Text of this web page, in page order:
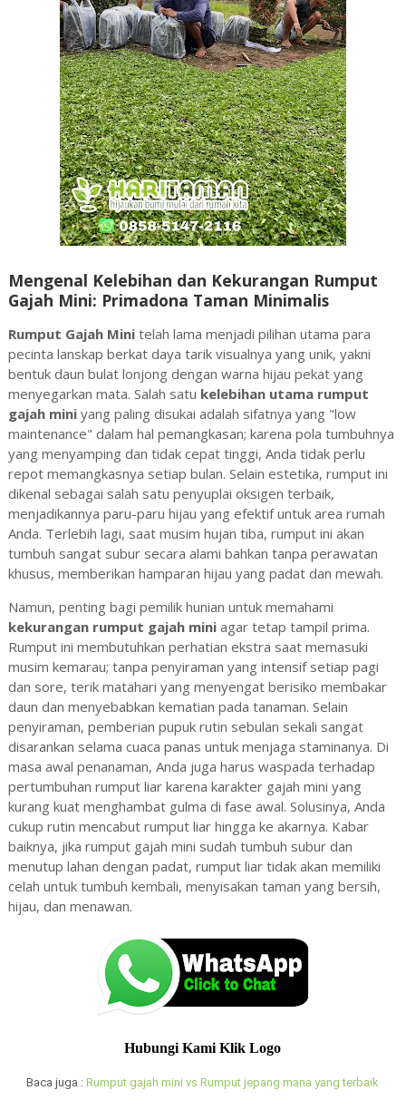
Mengenal Kelebihan dan Kekurangan Rumput
Gajah Mini: Primadona Taman Minimalis
Rumput Gajah Minitelah lama menjadi pilihan utama para
pecinta lanskap berkat daya tarik visualnya yang unik, yakni
bentuk daun bulat lonjong dengan warna hijau pekat yang
menyegarkan mata. Salah satu kelebihan utama rumput
gajah miniyang paling disukai adalah sifatnya yang "low
maintenance" dalam hal pemangkasan; karena pola tumbuhnya
yang menyamping dan tidak cepat tinggi, Anda tidak perlu
repot memangkasnya setiap bulan. Selain estetika, rumput ini
dikenal sebagai salah satu penyuplai oksigen terbaik,
menjadikannya paru-paru hijau yang efektif untuk area rumah
Anda. Terlebih lagi, saat musim hujan tiba, rumput ini akan
tumbuh sangat subur secara alami bahkan tanpa perawatan
khusus, memberikan hamparan hijau yang padat dan mewah.
Namun, penting bagi pemilik hunian untuk memahami
kekurangan rumput gajah miniagar tetap tampil prima.
Rumput ini membutuhkan perhatian ekstra saat memasuki
musim kemarau; tanpa penyiraman yang intensif setiap pagi
dan sore, terik matahari yang menyengat berisiko membakar
daun dan menyebabkan kematian pada tanaman. Selain
penyiraman, pemberian pupuk rutin sebulan sekali sangat
disarankan selama cuaca panas untuk menjaga staminanya. Di
masa awal penanaman, Anda juga harus waspada terhadap
pertumbuhan rumput liar karena karakter gajah mini yang
kurang kuat menghambat gulma di fase awal. Solusinya, Anda
cukup rutin mencabut rumput liar hingga ke akarnya. Kabar
baiknya, jika rumput gajah mini sudah tumbuh subur dan
menutup lahan dengan padat, rumput liar tidak akan memiliki
celah untuk tumbuh kembali, menyisakan taman yang bersih,
hijau, dan menawan.
Hubungi Kami Klik Logo
Baca juga :Rumput gajah mini vs Rumput jepang mana yang terbaik